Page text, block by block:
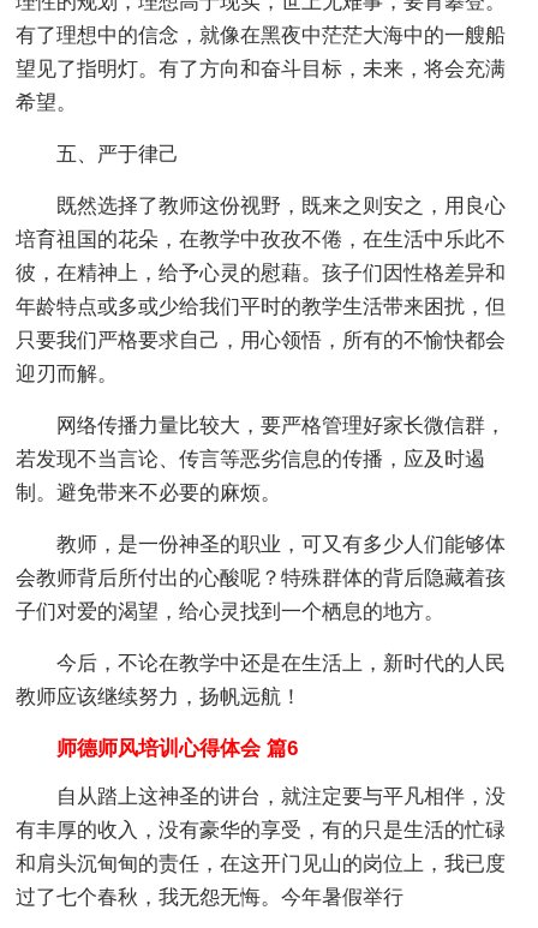
有了理想中的信念，就像在黑夜中茫茫大海中的一艘船
望见了指明灯。有了方向和奋斗目标，未来，将会充满
希望。
五、严于律己
既然选择了教师这份视野，既来之则安之，用良心
培育祖国的花朵，在教学中孜孜不倦，在生活中乐此不
彼，在精神上，给予心灵的慰藉。孩子们因性格差异和
年龄特点或多或少给我们平时的教学生活带来困扰，但
只要我们严格要求自己，用心领悟，所有的不愉快都会
迎刃而解。
网络传播力量比较大，要严格管理好家长微信群，
若发现不当言论、传言等恶劣信息的传播，应及时遏
制。避免带来不必要的麻烦。
教师，是一份神圣的职业，可又有多少人们能够体
会教师背后所付出的心酸呢？特殊群体的背后隐藏着孩
子们对爱的渴望，给心灵找到一个栖息的地方。
今后，不论在教学中还是在生活上，新时代的人民
教师应该继续努力，扬帆远航！
师德师风培训心得体会 篇6
自从踏上这神圣的讲台，就注定要与平凡相伴，没
有丰厚的收入，没有豪华的享受，有的只是生活的忙碌
和肩头沉甸甸的责任，在这开门见山的岗位上，我已度
过了七个春秋，我无怨无悔。今年暑假举行